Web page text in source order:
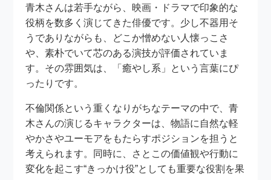
青木さんは若手ながら、映画・ドラマで印象的な
役柄を数多く演じてきた俳優です。少し不器用そ
うでありながらも、どこか憎めない人懐っこさ
や、素朴でいて芯のある演技が評価されていま
す。その雰囲気は、「癒やし系」という言葉にぴ
ったりです。
不倫関係という重くなりがちなテーマの中で、青
木さんの演じるキャラクターは、物語に自然な軽
やかさやユーモアをもたらすポジションを担うと
考えられます。同時に、さとこの価値観や行動に
変化を起こす“きっかけ役”としても重要な役割を果